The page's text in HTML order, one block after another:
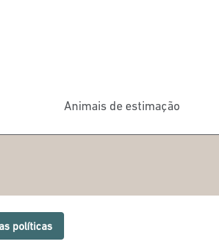
Animais de estimação
políticas